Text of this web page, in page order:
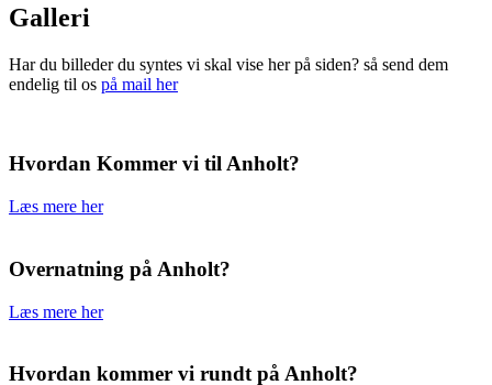
Galleri
Har du billeder du syntes vi skal vise her på siden? så send dem
endelig til os på mail her
Hvordan Kommer vi til Anholt?
Læs mere her
Overnatning på Anholt?
Læs mere her
Hvordan kommer vi rundt på Anholt?